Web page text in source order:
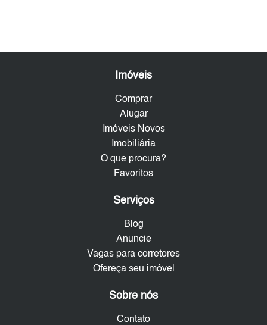
Imóveis
Comprar
Alugar
Imóveis Novos
Imobiliária
O que procura?
Favoritos
Serviços
Blog
Anuncie
Vagas para corretores
Ofereça seu imóvel
Sobre nós
Contato